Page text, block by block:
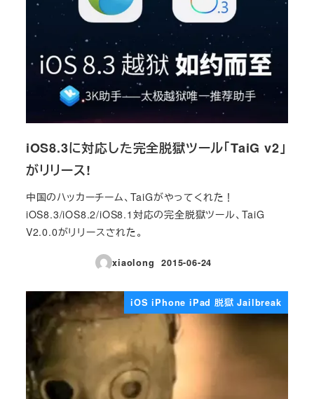
iOS8.3に対応した完全脱獄ツール「TaiG v2」
がリリース!
中国のハッカーチーム、TaiGがやってくれた！
iOS8.3/iOS8.2/iOS8.1対応の完全脱獄ツール、TaiG
V2.0.0がリリースされた。
xiaolong
投稿日
2015-06-24
iOS iPhone iPad 脱獄 Jailbreak